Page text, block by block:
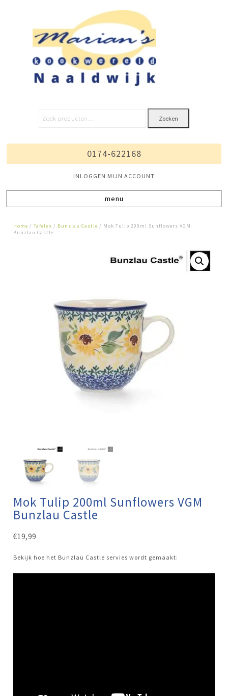
Zoeken
0174-622168
INLOGGEN MIJN ACCOUNT
Home /Tafelen / Bunzlau Castle / Mok Tulip 200ml Sunflowers VGM
Bunzlau Castle
Mok Tulip 200ml Sunflowers VGM
Bunzlau Castle
€19,99
Bekijk hoe het Bunzlau Castle servies wordt gemaakt: